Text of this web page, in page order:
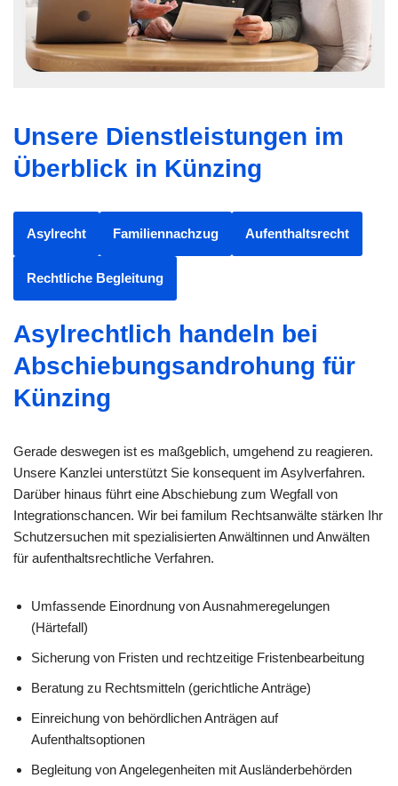
Unsere Dienstleistungen im
Überblick in Künzing
Asylrecht Familiennachzug Aufenthaltsrecht
Rechtliche Begleitung
Asylrechtlich handeln bei
Abschiebungsandrohung für
Künzing
Gerade deswegen ist es maßgeblich, umgehend zu reagieren.
Unsere Kanzlei unterstützt Sie konsequent im Asylverfahren.
Darüber hinaus führt eine Abschiebung zum Wegfall von
Integrationschancen. Wir bei familum Rechtsanwälte stärken Ihr
Schutzersuchen mit spezialisierten Anwältinnen und Anwälten
für aufenthaltsrechtliche Verfahren.
Umfassende Einordnung von Ausnahmeregelungen
(Härtefall)
Sicherung von Fristen und rechtzeitige Fristenbearbeitung
Beratung zu Rechtsmitteln (gerichtliche Anträge)
Einreichung von behördlichen Anträgen auf
Aufenthaltsoptionen
Begleitung von Angelegenheiten mit Ausländerbehörden